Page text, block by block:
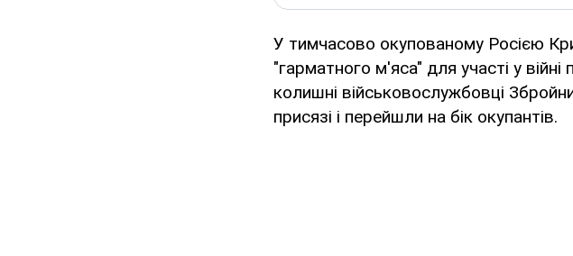
У тимчасово окупованому Росією
"гарматного м'яса" для участі у
колишні військовослужбовці
присязі і перейшли на бік окупантів.